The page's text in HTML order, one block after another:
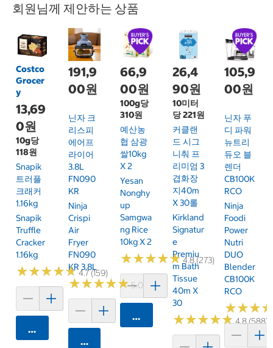
회원님께 제안하는 상품
Costco
Grocer
y
13,69
0원
10g당
118원
Snapik
트러플
크래커
1.16kg
Snapik
Truffle
Cracker
1.16kg
★★★★★
★★★★★4.7 (159)
카트에 담기
191,9
00원
닌자 크
리스피
에어프
라이어
3.8L
FN090
KR
Ninja
Crispi
Air
Fryer
FN090
KR 3.8L
★★★★★
★★★★★5.0 (6)
카트에 담기
66,9
00원
100g당
310원
예산농
협 삼광
쌀10kg
X 2
Yesan
Nonghy
Up
Samgwa
Ng Rice
10kg X 2
★★★★★
★★★★★4.8 (273)
카트에 담기
26,4
90원
10미터
당 221원
커클랜
드 시그
니춰 프
리미엄 3
겹화장
지40m
X 30롤
Kirkland
Signatur
E
Premiu
M Bath
Tissue
40m X
30
★★★★★
★★★★★4.8 (588)
105,9
00원
닌자 푸
디 파워
뉴트리
듀오 블
렌더
CB100K
RCO
Ninja
Foodi
Power
Nutri
DUO
Blender
CB100K
RCO
★★★
★★★